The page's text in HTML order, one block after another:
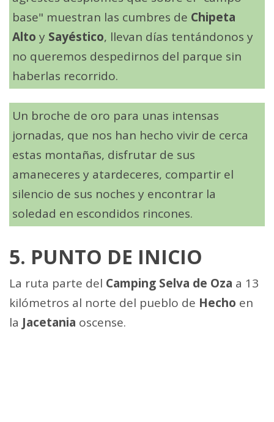
base" muestran las cumbres de Chipeta
Alto y Sayéstico, llevan días tentándonos y
no queremos despedirnos del parque sin
haberlas recorrido.
Un broche de oro para unas intensas
jornadas, que nos han hecho vivir de cerca
estas montañas, disfrutar de sus
amaneceres y atardeceres, compartir el
silencio de sus noches y encontrar la
soledad en escondidos rincones.
5. PUNTO DE INICIO
La ruta parte del Camping Selva de Oza a 13
kilómetros al norte del pueblo de Hecho en
la Jacetania oscense.